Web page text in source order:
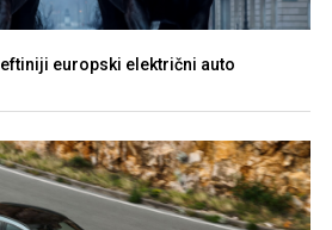
europski električni auto